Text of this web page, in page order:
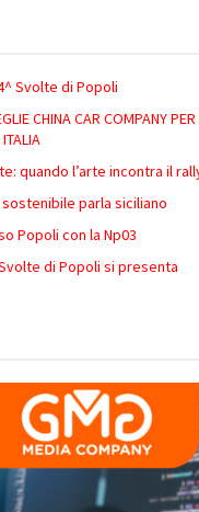
Svolte di Popoli
CHINA CAR COMPANY
quando l’arte incontra il
parla siciliano
Popoli con la Np03
di Popoli si presenta